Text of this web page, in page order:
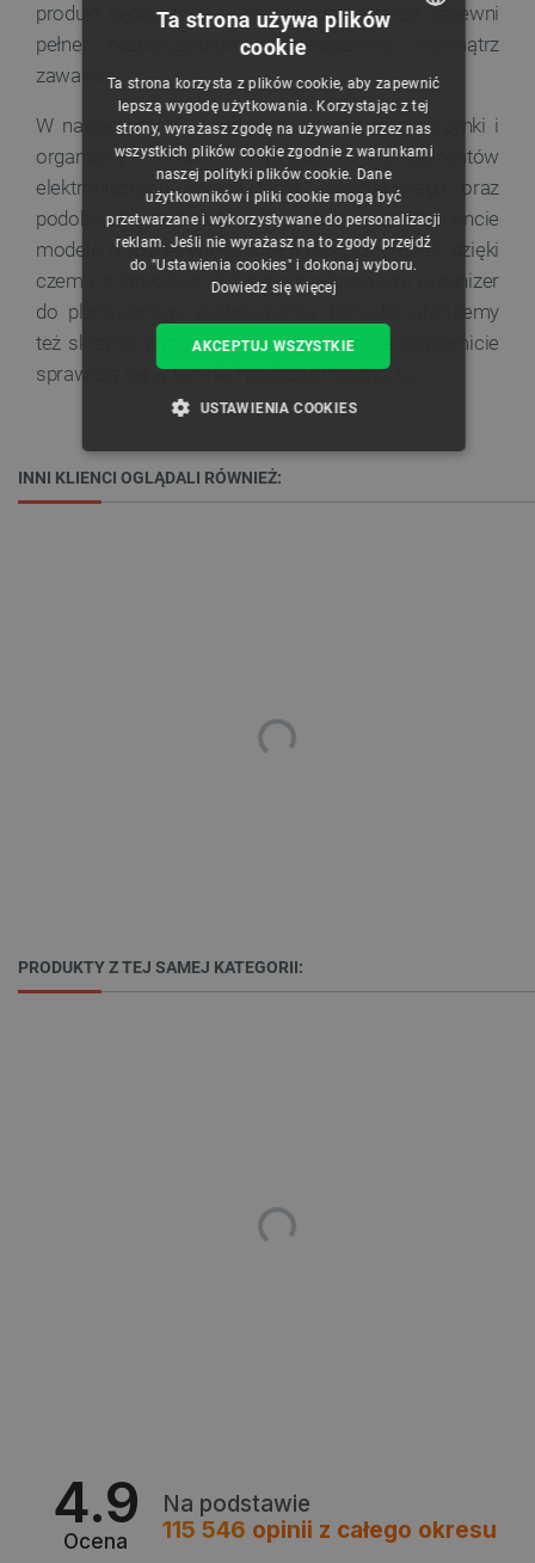
produkt będzie trwały i niezawodny, a także zapewni
pełne bezpieczeństwo umieszczonej wewnątrz
zawartości.
W naszej ofercie znajdziesz również inne skrzynki i
organizery do narzędzi, komponentów
elektronicznych, wyposażenia warsztatowego oraz
podobnych przedmiotów. Posiadamy w asortymencie
modele o różnej wielkości i ilości przegródek, dzięki
czemu z łatwością dobierzesz odpowiedni organizer
do planowanego zastosowania. Ponadto oferujemy
też skrzynki wyposażone w rączkę, które znakomicie
sprawdzą się w terenie i podczas transportu.
INNI KLIENCI OGLĄDALI RÓWNIEŻ:
PRODUKTY Z TEJ SAMEJ KATEGORII:
4.9
Ocena
Na podstawie
115 546 opinii z całego okresu
CZECH
ENGLISH
GERMAN
Ta strona używa plików
cookie
Ta strona korzysta z plików cookie, aby zapewnić
lepszą wygodę użytkowania. Korzystając z tej
strony, wyrażasz zgodę na używanie przez nas
wszystkich plików cookie zgodnie z warunkami
naszej polityki plików cookie. Dane
użytkowników i pliki cookie mogą być
przetwarzane i wykorzystywane do personalizacji
reklam. Jeśli nie wyrażasz na to zgody przejdź
do "Ustawienia cookies" i dokonaj wyboru.
Dowiedz się więcej
AKCEPTUJ WSZYSTKIE
USTAWIENIA COOKIES
Funkcjonalność